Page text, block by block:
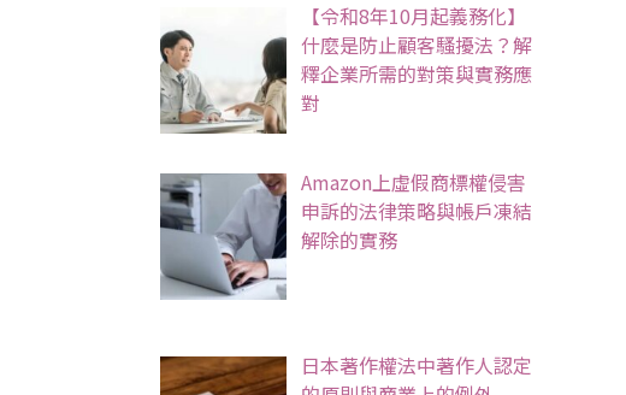
【令和8年10月起義務化】
什麼是防止顧客騷擾法？解
釋企業所需的對策與實務應
對
Amazon上虛假商標權侵害
申訴的法律策略與帳戶凍結
解除的實務
日本著作權法中著作人認定